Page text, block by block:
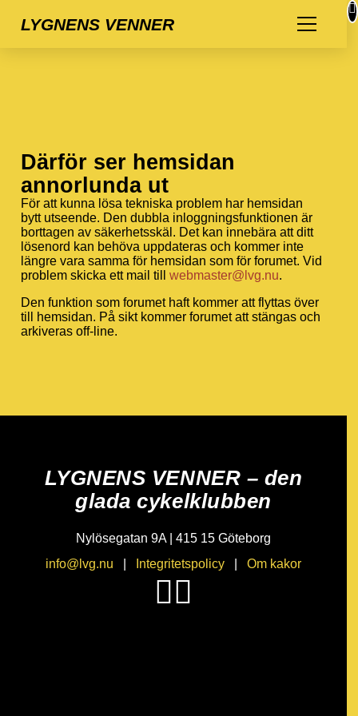
LYGNENS VENNER
Därför ser hemsidan
annorlunda ut
För att kunna lösa tekniska problem har hemsidan
bytt utseende. Den dubbla inloggningsfunktionen är
borttagen av säkerhetsskäl. Det kan innebära att ditt
lösenord kan behöva uppdateras och kommer inte
längre vara samma för hemsidan som för forumet. Vid
problem skicka ett mail tillwebmaster@lvg.nu.
Den funktion som forumet haft kommer att flyttas över
till hemsidan. På sikt kommer forumet att stängas och
arkiveras off-line.
LYGNENS VENNER – den
glada cykelklubben
Nylösegatan 9A | 415 15 Göteborg
info@lvg.nu
Integritetspolicy Om kakor